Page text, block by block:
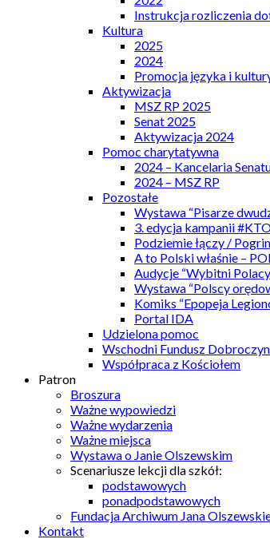
Instrukcja rozliczenia
Kultura
2025
2024
Promocja języka i
Aktywizacja
MSZ RP 2025
Senat 2025
Aktywizacja 2024
Pomoc charytatywna
2024 – Kancelaria
2024 – MSZ RP
Pozostałe
Wystawa “Pisarze
3. edycja kampanii
Podziemie łączy /
A to Polski właśnie –
Audycje “Wybitni
Wystawa “Polscy
Komiks “Epopeja
Portal IDA
Udzielona pomoc
Wschodni Fundusz
Współpraca z Kościołem
Patron
Broszura
Ważne wypowiedzi
Ważne wydarzenia
Ważne miejsca
Wystawa o Janie Olszewskim
Scenariusze lekcji dla szkół:
podstawowych
ponadpodstawowych
Fundacja Archiwum Jana
Kontakt